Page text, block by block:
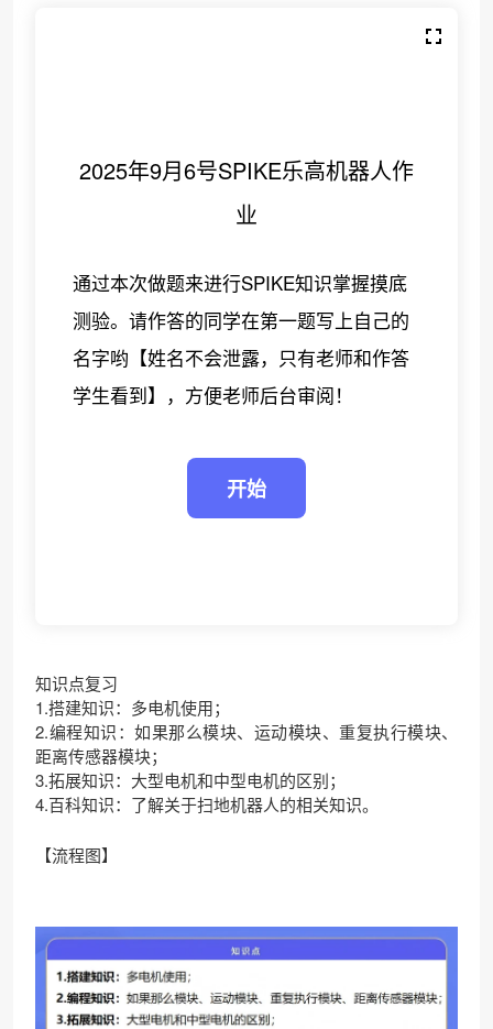
2025年9月6号SPIKE乐高机器人作
业
通过本次做题来进行SPIKE知识掌握摸底
测验。请作答的同学在第一题写上自己的
名字哟【姓名不会泄露，只有老师和作答
学生看到】，方便老师后台审阅！
知识点复习
1.搭建知识：多电机使用；
2.编程知识：如果那么模块、运动模块、重复执行模块、
距离传感器模块；
3.拓展知识：大型电机和中型电机的区别；
4.百科知识：了解关于扫地机器人的相关知识。
【流程图】